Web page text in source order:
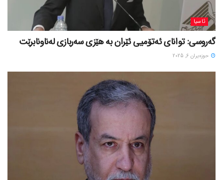
ئاسیا
گەروسی: توانای ئەتۆمیی ئێران بە هێزی سەربازی لەناونابرێت
حوزه‌یران 6, 2025